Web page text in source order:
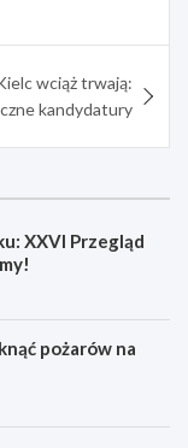
wciąż trwają:
kandydatury
XXVI Przegląd
pożarów na